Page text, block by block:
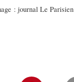
: journal Le Parisien